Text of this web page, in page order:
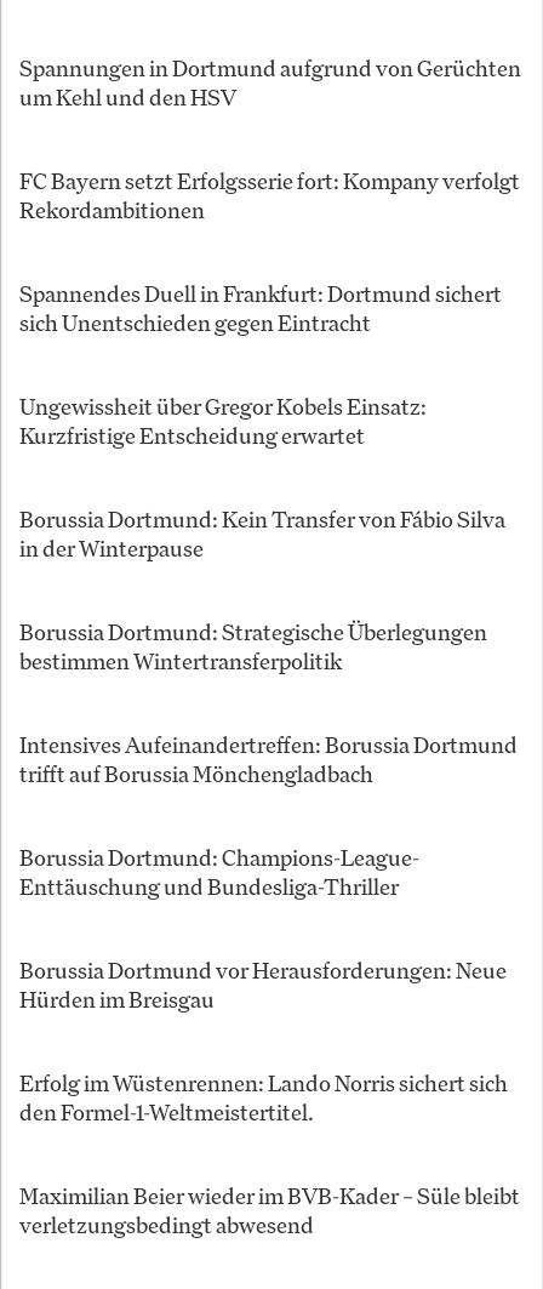
Spannungen in Dortmund aufgrund von Gerüchten
um Kehl und den HSV
FC Bayern setzt Erfolgsserie fort: Kompany verfolgt
Rekordambitionen
Spannendes Duell in Frankfurt: Dortmund sichert
sich Unentschieden gegen Eintracht
Ungewissheit über Gregor Kobels Einsatz:
Kurzfristige Entscheidung erwartet
Borussia Dortmund: Kein Transfer von Fábio Silva
in der Winterpause
Borussia Dortmund: Strategische Überlegungen
bestimmen Wintertransferpolitik
Intensives Aufeinandertreffen: Borussia Dortmund
trifft auf Borussia Mönchengladbach
Borussia Dortmund: Champions-League-
Enttäuschung und Bundesliga-Thriller
Borussia Dortmund vor Herausforderungen: Neue
Hürden im Breisgau
Erfolg im Wüstenrennen: Lando Norris sichert sich
den Formel-1-Weltmeistertitel.
Maximilian Beier wieder im BVB-Kader – Süle bleibt
verletzungsbedingt abwesend